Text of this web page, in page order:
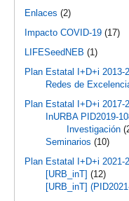
Enlaces (2)
Impacto COVID-19 (17)
LIFESeedNEB (1)
Plan Estatal I+D+i 2013-
Redes de
Plan Estatal I+D+i 2017-
InURBA PID2019-
Investigación
Seminarios (10)
Plan Estatal I+D+i 2021-
[URB_inT] (12)
[URB_inT]